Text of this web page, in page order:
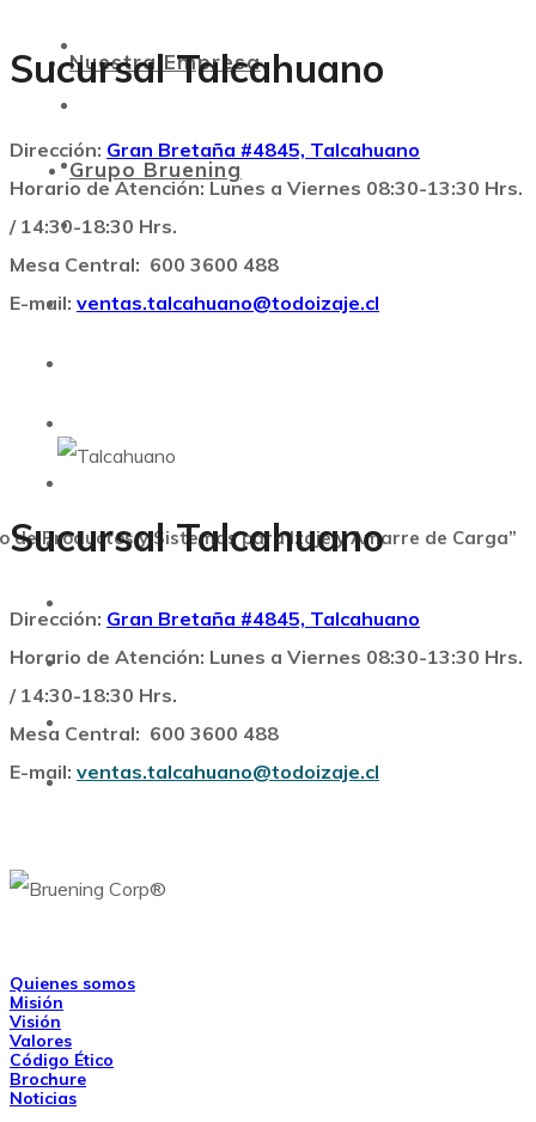
Intranet
Clientes
Todo Izaje
Ecotracción
Webmail
Intranet
Clientes
Nuestra Empresa
Grupo Bruening
de Productos y Sistemas para Izaje y Amarre de Carga”
Sucursal Talcahuano
Dirección: Gran Bretaña #4845, Talcahuano
Horario de Atención: Lunes a Viernes 08:30-13:30 Hrs.
/ 14:30-18:30 Hrs.
Mesa Central: 600 3600 488
E-mail: ventas.talcahuano@todoizaje.cl
Sucursal Talcahuano
Dirección: Gran Bretaña #4845, Talcahuano
Horario de Atención: Lunes a Viernes 08:30-13:30 Hrs.
/ 14:30-18:30 Hrs.
Mesa Central: 600 3600 488
E-mail: ventas.talcahuano@todoizaje.cl
Quienes somos
Misión
Visión
Valores
Código Ético
Brochure
Noticias